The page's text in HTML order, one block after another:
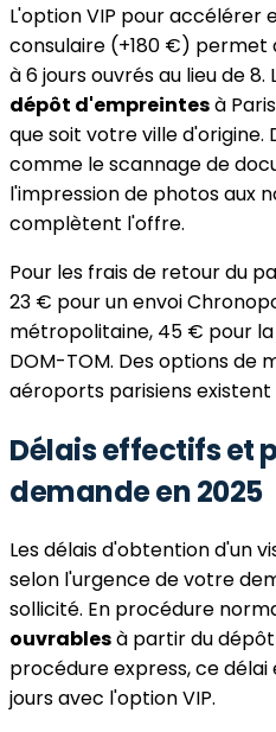
L'option VIP pour
consulaire (+180 €) permet
à 6 jours ouvrés au lieu de 8.
dépôt d'empreintesà
que soit votre ville d'origine.
comme le scannage de
l'impression de photos aux
complètent l'offre.
Pour les frais de retour du
23 € pour un envoi
métropolitaine, 45 € pour
DOM-TOM. Des options de
aéroports parisiens
Délais effectifs et
demande en 2025
Les délais d'obtention d'un
selon l'urgence de votre
sollicité. En procédure
ouvrablesà partir du
procédure express, ce délai
jours avec l'option VIP.